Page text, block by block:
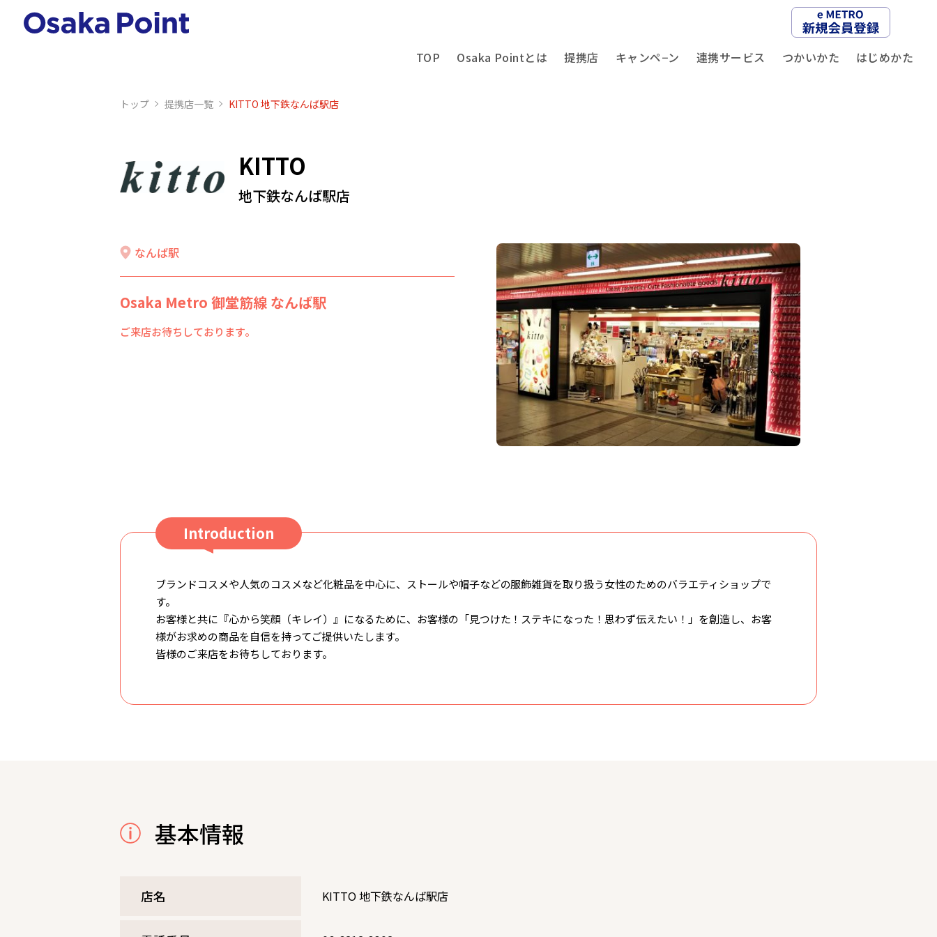
TOP Osaka Pointとは 提携店 キャンペ−ン 連携サービス つかいかた はじめかた
トップ 提携店⼀覧 KITTO 地下鉄なんば駅店
KITTO
地下鉄なんば駅店
なんば駅
Osaka Metro 御堂筋線 なんば駅
ご来店お待ちしております。
Introduction
ブランドコスメや人気のコスメなど化粧品を中心に、ストールや帽子などの服飾雑貨を取り扱う女性のためのバラエティショップで
す。
お客様と共に『心から笑顔（キレイ）』になるために、お客様の「見つけた！ステキになった！思わず伝えたい！」を創造し、お客
様がお求めの商品を自信を持ってご提供いたします。
皆様のご来店をお待ちしております。
基本情報
店名 KITTO 地下鉄なんば駅店